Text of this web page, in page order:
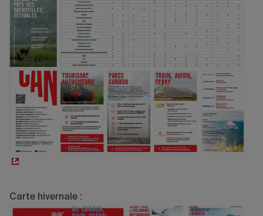
Carte hivernale :